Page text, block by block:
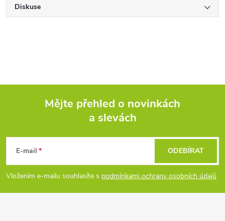
Diskuse
p
a
Mějte přehled o novinkách
a slevách
E-mail
Vložením e-mailu souhlasíte s podmínkami ochrany osobních údajů
ODEBÍRAT